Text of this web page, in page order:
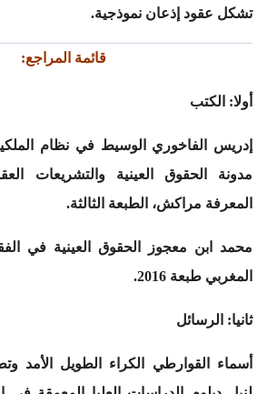
تشكل عقود إذعان نموذجية.
قائمة المراجع:
أولا: الكتب
إدريس الفاخوري الوسيط في نظام
مدونة الحقوق العينية والتشريعات
المعرفة مراكش، الطبعة الثالثة.
محمد ابن معجوز الحقوق العينية في
المغربي طبعة 2016.
ثانيا: الرسائل
أسماء القوارطي الكراء الطويل الأمد